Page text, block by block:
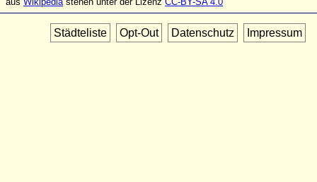
Städteliste Opt-Out Datenschutz Impressum